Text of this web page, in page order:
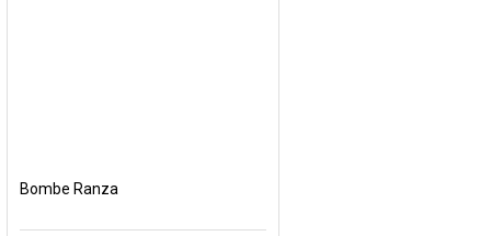
Bombe Ranza